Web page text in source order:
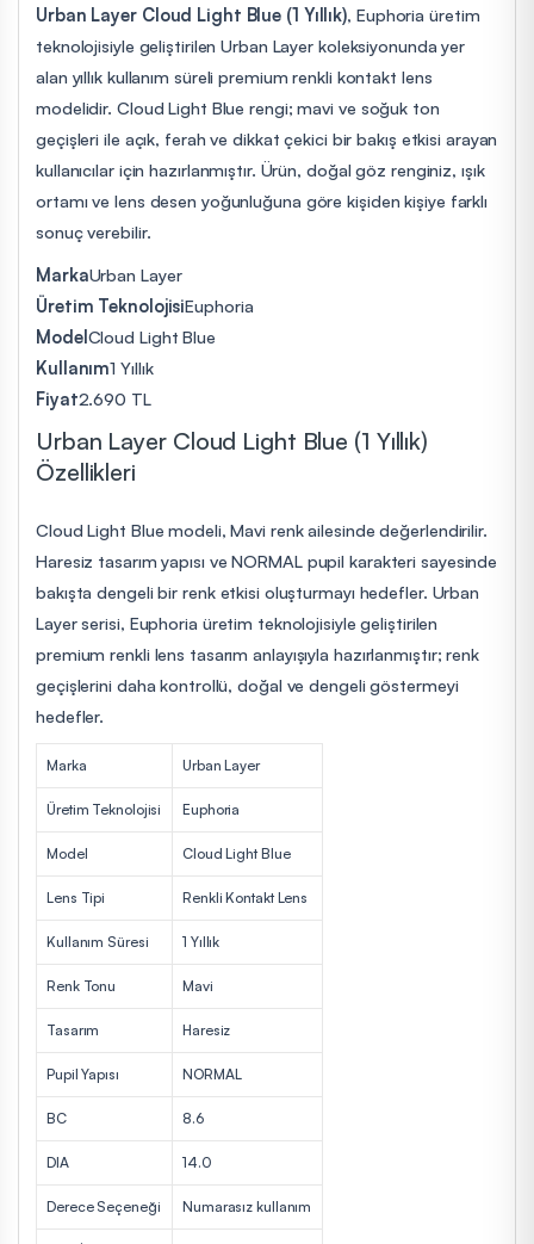
Urban Layer Cloud Light Blue (1 Yıllık), Euphoria üretim
teknolojisiyle geliştirilen Urban Layer koleksiyonunda yer
alan yıllık kullanım süreli premium renkli kontakt lens
modelidir. Cloud Light Blue rengi; mavi ve soğuk ton
geçişleri ile açık, ferah ve dikkat çekici bir bakış etkisi arayan
kullanıcılar için hazırlanmıştır. Ürün, doğal göz renginiz, ışık
ortamı ve lens desen yoğunluğuna göre kişiden kişiye farklı
sonuç verebilir.
MarkaUrban Layer
Üretim TeknolojisiEuphoria
ModelCloud Light Blue
Kullanım1 Yıllık
Fiyat2.690 TL
Urban Layer Cloud Light Blue (1 Yıllık)
Özellikleri
Cloud Light Blue modeli, Mavi renk ailesinde değerlendirilir.
Haresiz tasarım yapısı ve NORMAL pupil karakteri sayesinde
bakışta dengeli bir renk etkisi oluşturmayı hedefler. Urban
Layer serisi, Euphoria üretim teknolojisiyle geliştirilen
premium renkli lens tasarım anlayışıyla hazırlanmıştır; renk
geçişlerini daha kontrollü, doğal ve dengeli göstermeyi
hedefler.
Marka Urban Layer
Üretim Teknolojisi Euphoria
Model Cloud Light Blue
Lens Tipi Renkli Kontakt Lens
Kullanım Süresi 1 Yıllık
Renk Tonu Mavi
Tasarım Haresiz
Pupil Yapısı NORMAL
BC 8.6
DIA 14.0
Derece Seçeneği Numarasız kullanım